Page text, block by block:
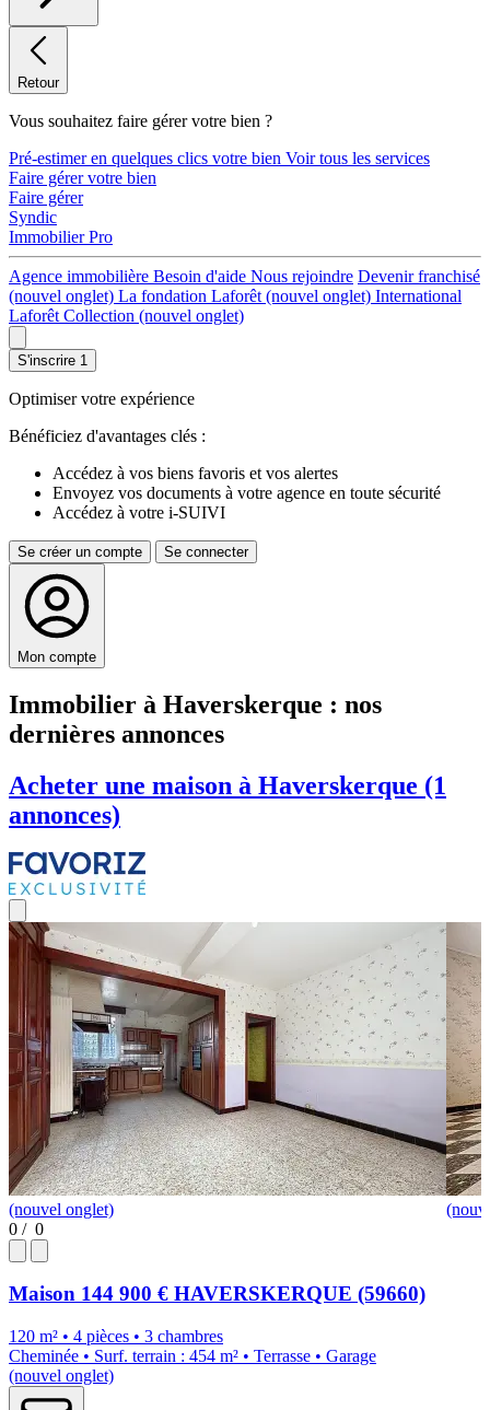
Retour
Vous souhaitez faire gérer votre bien ?
Pré-estimer en quelques clics votre bien Voir tous les services
Faire gérer votre bien
Faire gérer
Syndic
Immobilier Pro
Agence immobilière Besoin d'aide Nous rejoindre Devenir franchisé
(nouvel onglet) La fondation Laforêt (nouvel onglet) International
Laforêt Collection (nouvel onglet)
S'inscrire 1
Optimiser votre expérience
Bénéficiez d'avantages clés :
Accédez à vos biens favoris et vos alertes
Envoyez vos documents à votre agence en toute sécurité
Accédez à votre i-SUIVI
Se créer un compte Se connecter
Mon compte
Immobilier à Haverskerque : nos
dernières annonces
Acheter une maison à Haverskerque (1
annonces)
(nouvel onglet)
0 / 0
Maison 144 900 € HAVERSKERQUE (59660)
120 m² • 4 pièces • 3 chambres
Cheminée • Surf. terrain : 454 m² • Terrasse • Garage
(nouvel onglet)